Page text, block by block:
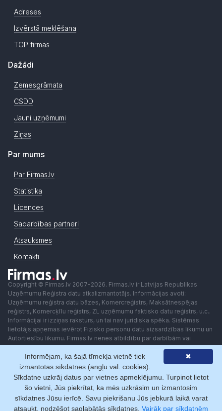
Adreses
Izvērstā meklēšana
TOP firmas
Dažādi
Zemesgrāmata
CSDD
Jauni uzņēmumi
Ziņas
Par mums
Par Firmas.lv
Statistika
Licences
Sadarbības partneri
Atsauksmes
Kontakti
Copyright © Firmas.lv 2007-2026. Firmas.lv ir Latvijas Republikas
Uzņēmumu Reģistra datu atkalizmantotājs. Informācijas avoti:
Uzņēmumu reģistra datu bāzes, Komercreģistrs, Maksātnespējas
reģistrs, Komercķīlu reģistrs, ZL uzņēmumu faktisko datu reģistrs, u.c..
Informācijai ir izziņas raksturs, un tai nav juridiska spēka. Sistēmas
lietotājs apņemas ievērot Fizisko personu datu aizsardzības likumu un
Autortiesību likumu. Firmas.lv nenes atbildību par darbībām vai
lēmumiem, kas balstīti uz saņemto pakalpojumu. Lietotājam aizliegts
izmantot jebkādas automatizētas sistēmas vai iekārtas (robotus)
piekļuvei sistēmai bez rakstiskas saskaņošanas ar Firmas.lv. Galvenā
redaktore: Ingūna Pempere.
Lietošanas noteikumi
Privātuma politika Norēķini ar
✖
Informējam, ka šajā tīmekļa vietnē tiek
izmantotas sīkdatnes (angļu val. cookies).
Sīkdatne uzkrāj datus par vietnes apmeklējumu. Turpinot lietot
šo vietni, Jūs piekrītat, ka mēs uzkrāsim un izmantosim
sīkdatnes Jūsu ierīcē. Savu piekrišanu Jūs jebkurā laikā varat
atsaukt, nodzēšot saglabātās sīkdatnes. Vairāk par sīkdatnēm